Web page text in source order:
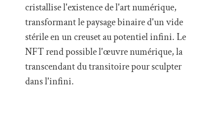
cristallise l'existence de l'art numérique,
transformant le paysage binaire d'un vide
stérile en un creuset au potentiel infini. Le
NFT rend possible l'œuvre numérique, la
transcendant du transitoire pour sculpter
dans l'infini.